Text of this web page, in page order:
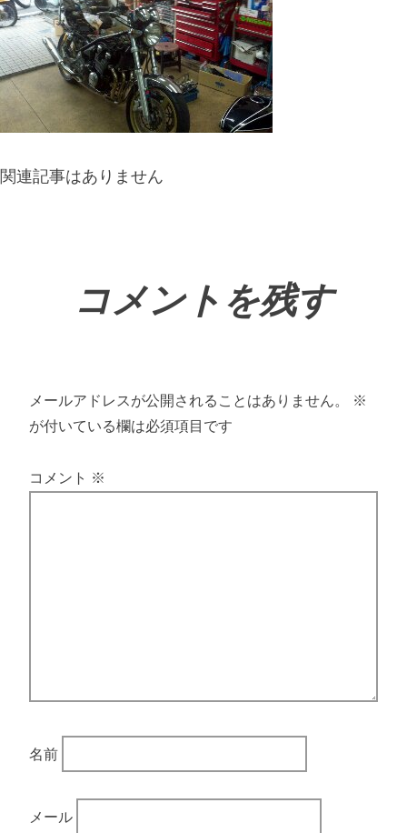
関連記事はありません
コメントを残す
メールアドレスが公開されることはありません。
※
が付いている欄は必須項目です
コメント ※
名前
メール